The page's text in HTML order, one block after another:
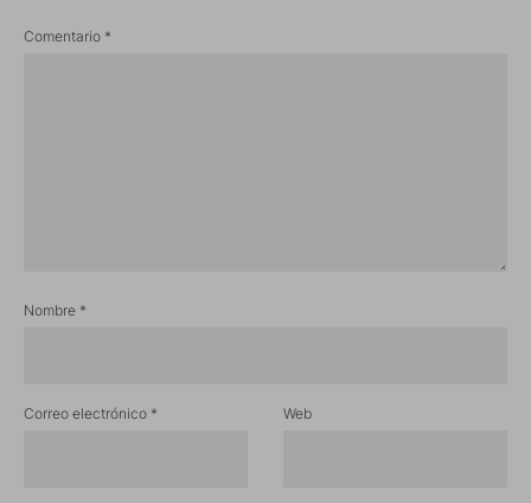
Comentario *
Nombre *
Correo electrónico * Web